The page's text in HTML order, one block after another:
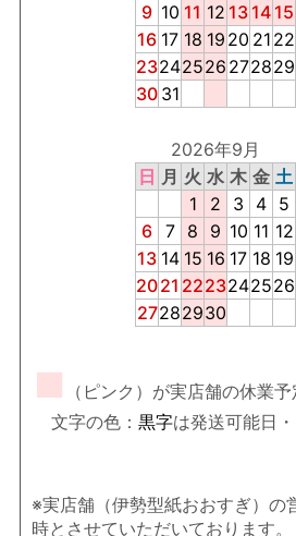
9 10 11 12 13 14 15
16 17 18 19 20 21 22
23242526 272829
30 31
2026年9月
日 月 火 水 木 金 土
1
2 3 4 5
6 7 8 9 10 11 12
13 14 15 16 17 18 19
2021 2223242526
27282930
■
（ピンク）が実店舗の休業予
文字の色： 黒字は発送可能日・
※実店舗（伊勢型紙おおすぎ）の
時とさせていただいております。